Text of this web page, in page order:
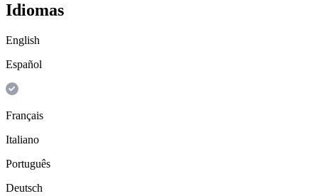
Idiomas
English
Español
Français
Italiano
Português
Deutsch